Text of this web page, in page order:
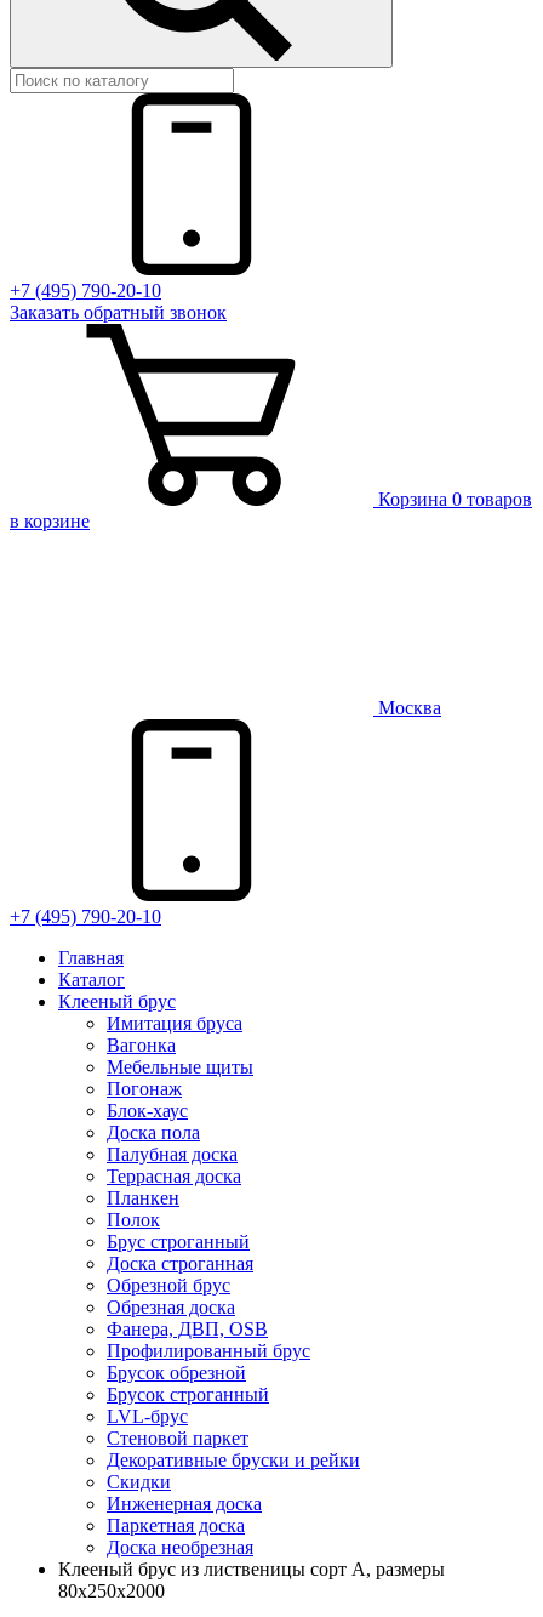
+7 (495) 790-20-10
Заказать обратный звонок
Корзина 0 товаров
в корзине
Москва
+7 (495) 790-20-10
Главная
Каталог
Клееный брус
Имитация бруса
Вагонка
Мебельные щиты
Погонаж
Блок-хаус
Доска пола
Палубная доска
Террасная доска
Планкен
Полок
Брус строганный
Доска строганная
Обрезной брус
Обрезная доска
Фанера, ДВП, OSB
Профилированный брус
Брусок обрезной
Брусок строганный
LVL-брус
Стеновой паркет
Декоративные бруски и рейки
Скидки
Инженерная доска
Паркетная доска
Доска необрезная
Клееный брус из лиственицы сорт А, размеры
80х250х2000